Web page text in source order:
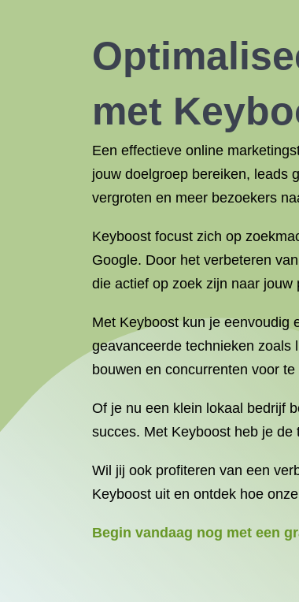
met
Een effectieve online
jouw doelgroep bereiken, leads
vergroten en meer bezoekers
Keyboost focust zich op
Google. Door het verbeteren
die actief op zoek zijn naar jouw
Met Keyboost kun je eenvoudig
geavanceerde technieken zoals
bouwen en concurrenten voor te
Of je nu een klein lokaal bedrijf
succes. Met Keyboost heb je
Wil jij ook profiteren van een
Keyboost uit en ontdek hoe
Begin vandaag nog met een